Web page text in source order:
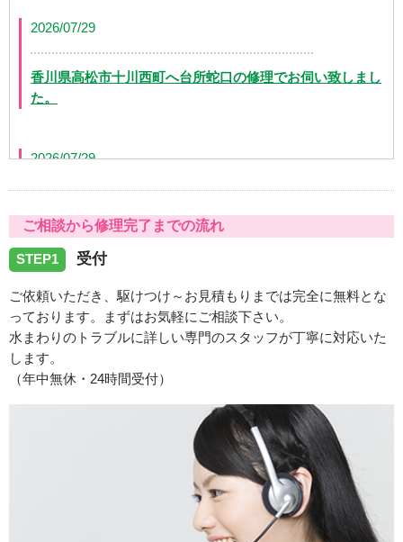
2026/07/29
香川県高松市十川西町へ台所蛇口の修理でお伺い致しまし
た。
2026/07/29
した。
2026/07/29
香川県観音寺市吉岡町へトイレの水漏れトラブルでお伺い
致しました。
香川県木田郡三木町へ給湯器修理でお伺い致しました。
ご相談から修理完了までの流れ
STEP1 受付
ご依頼いただき、駆けつけ～お見積もりまでは完全に無料とな
っております。まずはお気軽にご相談下さい。
水まわりのトラブルに詳しい専門のスタッフが丁寧に対応いた
します。
（年中無休・24時間受付）